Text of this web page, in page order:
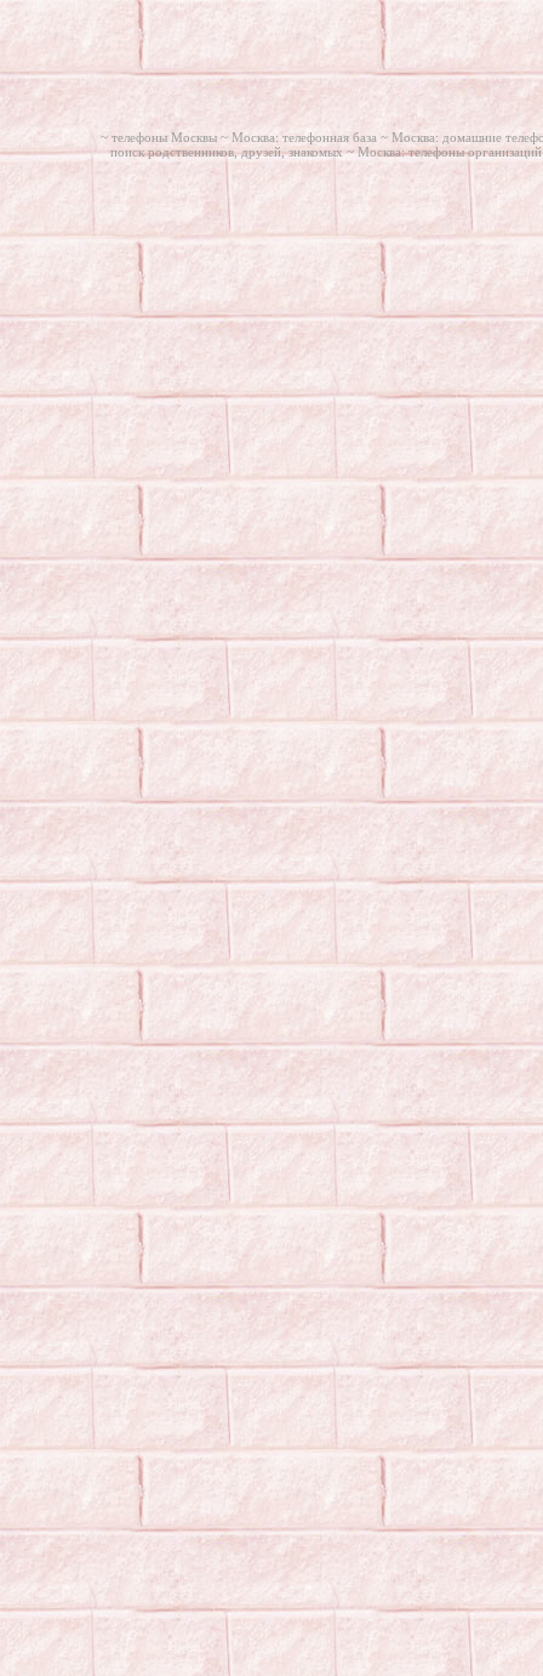
~ телефоны Москвы ~ Москва: телефонная база ~ Москва: домашние
поиск родственников, друзей, знакомых ~ Москва: телефоны